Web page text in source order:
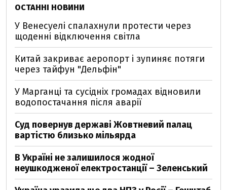
ОСТАННІ НОВИНИ
У Венесуелі спалахнули протести через
щоденні відключення світла
Китай закриває аеропорт і зупиняє потяги
через тайфун "Дельфін"
У Марганці та сусідніх громадах відновили
водопостачання після аварії
Суд повернув державі Жовтневий палац
вартістю близько мільярда
В Україні не залишилося жодної
неушкодженої електростанції – Зеленський